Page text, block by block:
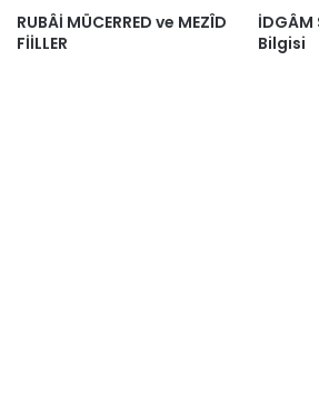
RUBÂİ MÜCERRED ve MEZÎD
FİİLLER
Bilgisi